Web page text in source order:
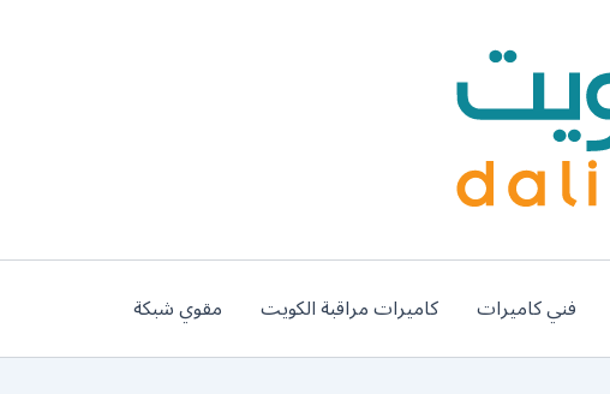
فني كاميرات كاميرات مراقبة الكويت مقوي شبكة